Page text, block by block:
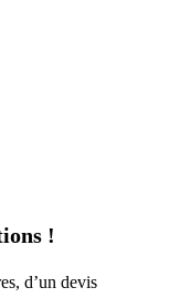
!
d’un devis